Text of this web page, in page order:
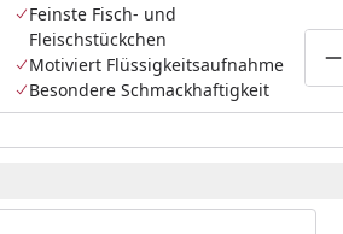
4x135ml Dose
Katzensnack
Feinste Fisch- und
Fleischstückchen
Motiviert Flüssigkeitsaufnahme
Besondere Schmackhaftigkeit